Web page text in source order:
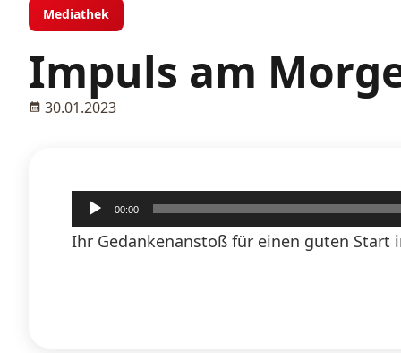
Mediathek
Impuls am
30.01.2023
Audio-
Player
00:00
Ihr Gedankenanstoß für einen guten Start